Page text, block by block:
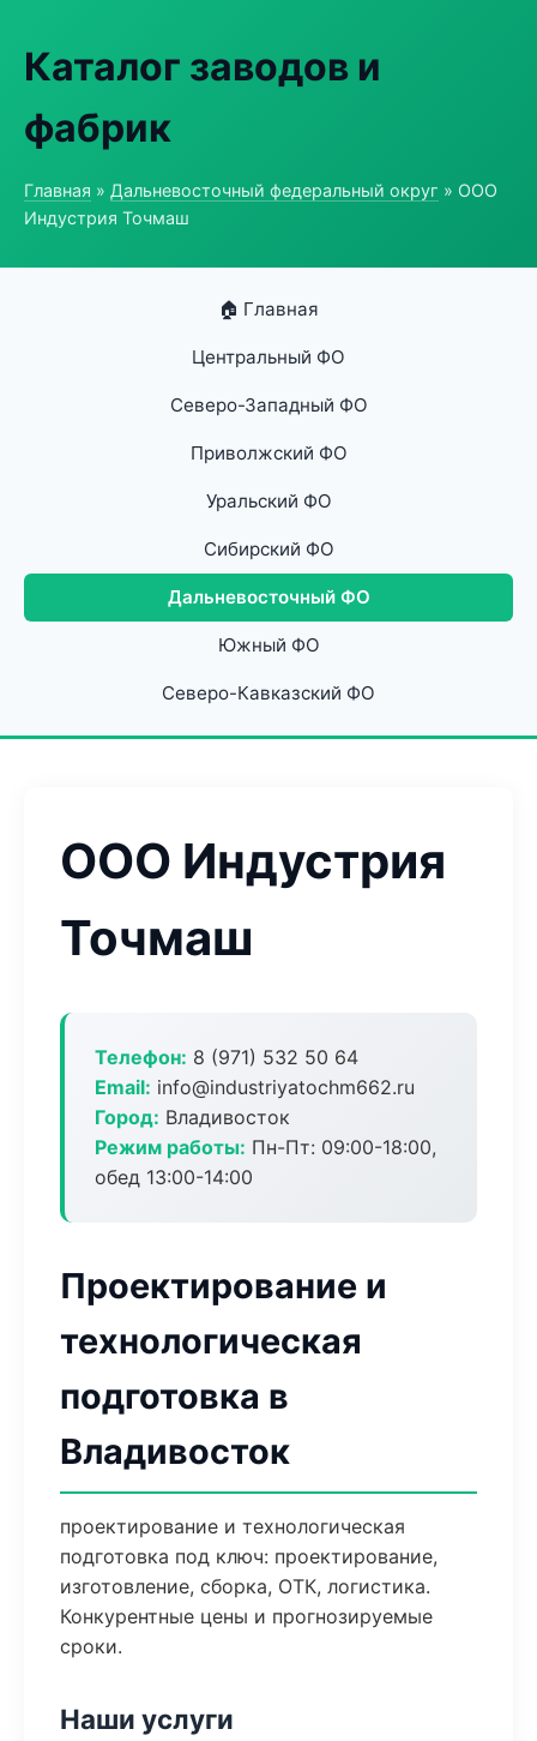
Каталог заводов и
фабрик
Главная » Дальневосточный федеральный округ » ООО
Индустрия Точмаш
🏠 Главная
Центральный ФО
Северо-Западный ФО
Приволжский ФО
Уральский ФО
Сибирский ФО
Дальневосточный ФО
Южный ФО
Северо-Кавказский ФО
ООО Индустрия
Точмаш
Телефон: 8 (971) 532 50 64
Email: info@industriyatochm662.ru
Город: Владивосток
Режим работы: Пн-Пт: 09:00-18:00,
обед 13:00-14:00
Проектирование и
технологическая
подготовка в
Владивосток
проектирование и технологическая
подготовка под ключ: проектирование,
изготовление, сборка, ОТК, логистика.
Конкурентные цены и прогнозируемые
сроки.
Наши услуги